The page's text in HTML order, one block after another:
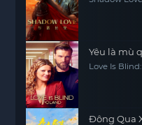
Yêu là mù
Love Is
Đông Qua